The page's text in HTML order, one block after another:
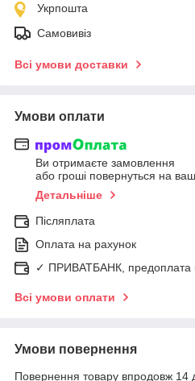
Укрпошта
Самовивіз
Всі умови доставки
Умови оплати
Ви отримаєте замовлення
або гроші повернуться на
Детальніше
Післяплата
Оплата на рахунок
✓ ПРИВАТБАНК, предоплата
Всі умови оплати
Умови повернення
Повернення товару впродовж 14